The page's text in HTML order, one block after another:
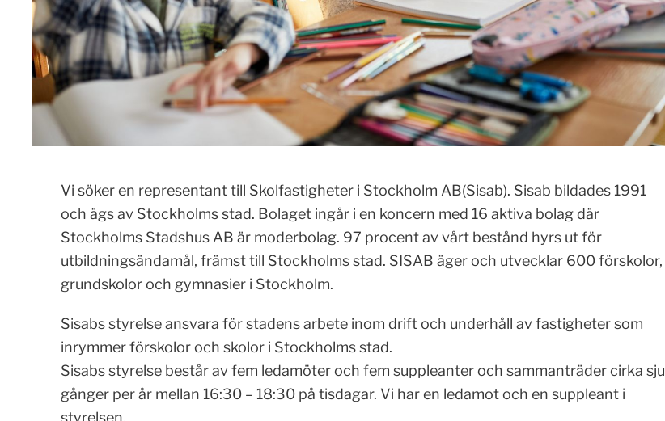
Vi söker en representant till Skolfastigheter i Stockholm AB(Sisab). Sisab bildades 1991
och ägs av Stockholms stad. Bolaget ingår i en koncern med 16 aktiva bolag där
Stockholms Stadshus AB är moderbolag. 97 procent av vårt bestånd hyrs ut för
utbildningsändamål, främst till Stockholms stad. SISAB äger och utvecklar 600 förskolor,
grundskolor och gymnasier i Stockholm.
Sisabs styrelse ansvara för stadens arbete inom drift och underhåll av fastigheter som
inrymmer förskolor och skolor i Stockholms stad.
Sisabs styrelse består av fem ledamöter och fem suppleanter och sammanträder cirka sju
gånger per år mellan 16:30 – 18:30 på tisdagar. Vi har en ledamot och en suppleant i